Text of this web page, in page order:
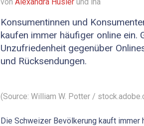
Konsumentinnen und
kaufen immer häufiger online ein.
Unzufriedenheit gegenüber
und Rücksendungen.
(Source: William W. Potter /
Die Schweizer Bevölkerung kauft immer